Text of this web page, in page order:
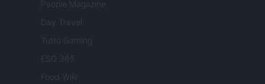
People Magazine
Day Travel
Tutto Gaming
ESG 365
Food Wiki